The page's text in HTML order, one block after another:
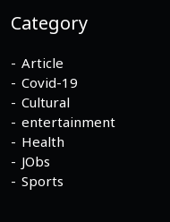
Category
Article
Covid-19
Cultural
entertainment
Health
JObs
Sports